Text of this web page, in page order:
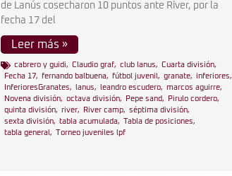
de Lanús cosecharon 10 puntos ante River, por la
fecha 17 del
Leer más »
cabrero y guidi, Claudio graf, club lanus, Cuarta división,
Fecha 17, fernando balbuena, fútbol juvenil , granate, inferiores,
InferioresGranates, lanus, leandro escudero, marcos aguirre,
Novena división, octava división, Pepe sand, Pirulo cordero,
quinta división, river, River camp, séptima división,
sexta división, tabla acumulada, Tabla de posiciones,
tabla general , Torneo juveniles lpf